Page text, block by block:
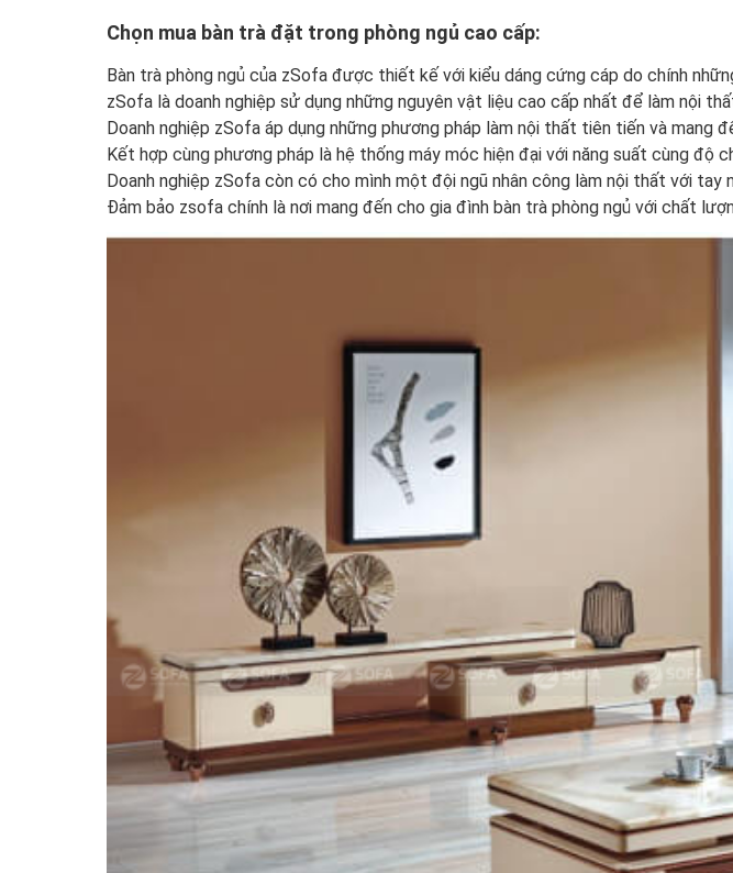
Chọn mua bàn trà đặt trong phòng ngủ cao cấp:
Bàn trà phòng ngủ của zSofa được thiết kế với kiểu dáng cứng cáp do chính
zSofa là doanh nghiệp sử dụng những nguyên vật liệu cao cấp nhất để làm nội
Doanh nghiệp zSofa áp dụng những phương pháp làm nội thất tiên tiến và mang
Kết hợp cùng phương pháp là hệ thống máy móc hiện đại với năng suất cùng độ
Doanh nghiệp zSofa còn có cho mình một đội ngũ nhân công làm nội thất với
Đảm bảo zsofa chính là nơi mang đến cho gia đình bàn trà phòng ngủ với chất